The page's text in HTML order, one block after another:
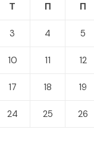
Τ Π Π
3 4 5
10 11 12
17 18 19
24 25 26